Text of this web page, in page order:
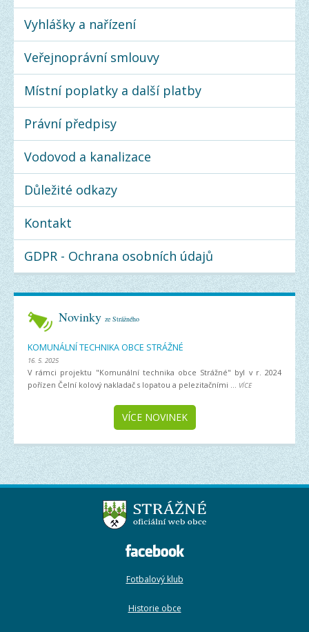
Vyhlášky a nařízení
Veřejnoprávní smlouvy
Místní poplatky a další platby
Právní předpisy
Vodovod a kanalizace
Důležité odkazy
Kontakt
GDPR - Ochrana osobních údajů
Novinky ze Strážného
KOMUNÁLNÍ TECHNIKA OBCE STRÁŽNÉ
16. 5. 2025
V rámci projektu "Komunální technika obce Strážné" byl v r. 2024
pořízen Čelní kolový nakladač s lopatou a pelezitačními ...
VÍCE
VÍCE NOVINEK
Fotbalový klub
Historie obce